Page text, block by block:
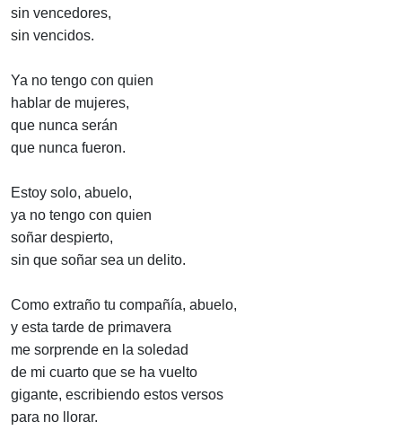
sin vencedores,
sin vencidos.
Ya no tengo con quien
hablar de mujeres,
que nunca serán
que nunca fueron.
Estoy solo, abuelo,
ya no tengo con quien
soñar despierto,
sin que soñar sea un delito.
Como extraño tu compañía, abuelo,
y esta tarde de primavera
me sorprende en la soledad
de mi cuarto que se ha vuelto
gigante, escribiendo estos versos
para no llorar.